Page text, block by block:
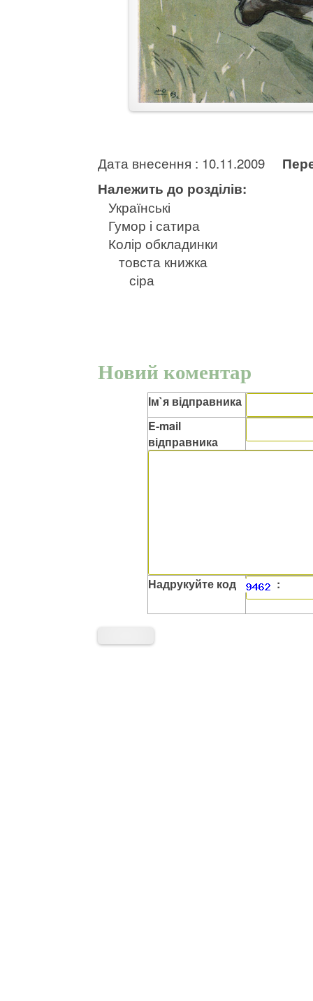
Дата внесення : 10.11.2009
Належить до розділів:
Українські
Гумор і сатира
Колір обкладинки
товста книжка
сіра
Новий коментар
Ім`я відправника
E-mail
відправника
Надрукуйте код :